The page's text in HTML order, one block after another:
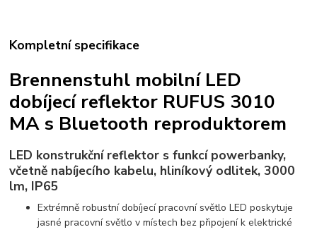
Kompletní specifikace
Brennenstuhl mobilní LED
dobíjecí reflektor RUFUS 3010
MA s Bluetooth reproduktorem
LED konstrukční reflektor s funkcí powerbanky,
včetně nabíjecího kabelu, hliníkový odlitek, 3000
lm, IP65
Extrémně robustní dobíjecí pracovní světlo LED poskytuje
jasné pracovní světlo v místech bez připojení k elektrické